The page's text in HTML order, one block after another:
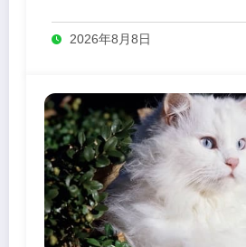
2026年8月8日